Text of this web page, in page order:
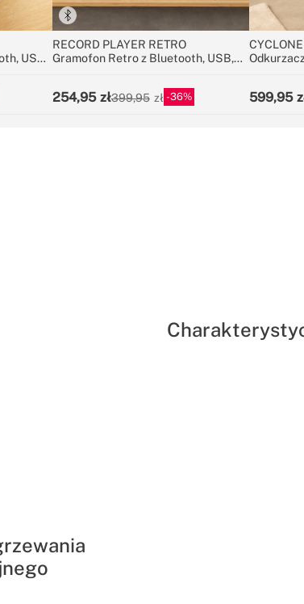
USB i
RECORD PLAYER RETRO
Gramofon Retro z Bluetooth, USB,
254,95 399,95 36 599,95